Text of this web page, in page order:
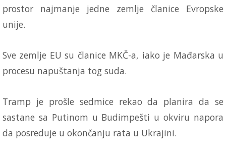
prostor najmanje jedne zemlje članice Evropske
unije.
Sve zemlje EU su članice MKČ-a, iako je Mađarska u
procesu napuštanja tog suda.
Tramp je prošle sedmice rekao da planira da se
sastane sa Putinom u Budimpešti u okviru napora
da posreduje u okončanju rata u Ukrajini.